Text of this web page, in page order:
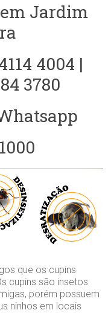
Jardim
4004 |
3780
que os cupins
cupins são insetos
porém possuem
ninhos em locais